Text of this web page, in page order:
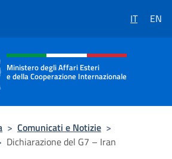
IT EN
social e menù
Ministero degli Affari Esteri
e della Cooperazione Internazionale
> Comunicati e Notizie >
Dichiarazione del G7 – Iran